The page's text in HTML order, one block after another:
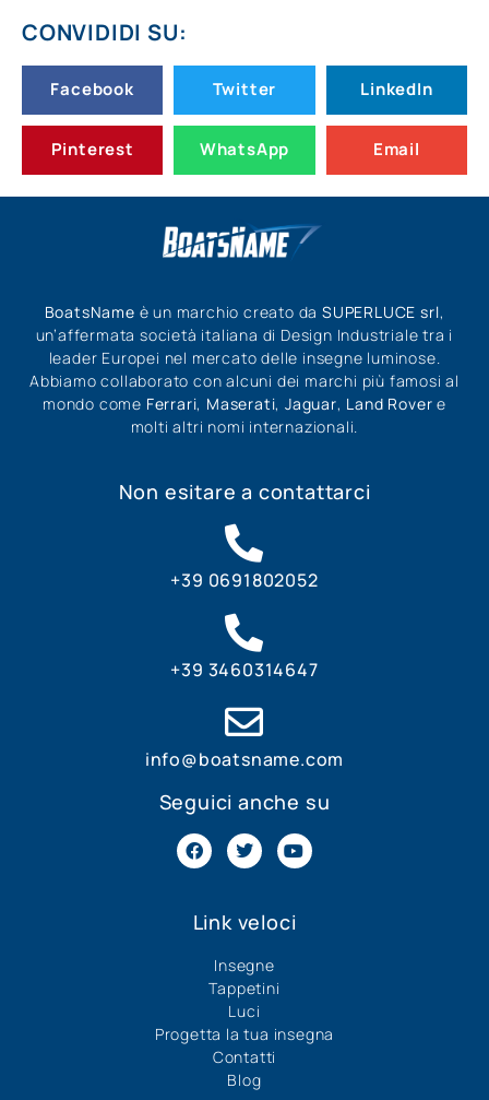
CONVIDIDI SU:
Facebook Twitter LinkedIn
Pinterest WhatsApp Email
BoatsName è un marchio creato daSUPERLUCE srl,
un’affermata società italiana di Design Industriale tra i
leader Europei nel mercato delle insegne luminose.
Abbiamo collaborato con alcuni dei marchi più famosi al
mondo come Ferrari, Maserati, Jaguar, Land Rover e
molti altri nomi internazionali.
Non esitare a contattarci
+39 0691802052
+39 3460314647
info@boatsname.com
Seguici anche su
Link veloci
Insegne
Tappetini
Luci
Progetta la tua insegna
Contatti
Blog